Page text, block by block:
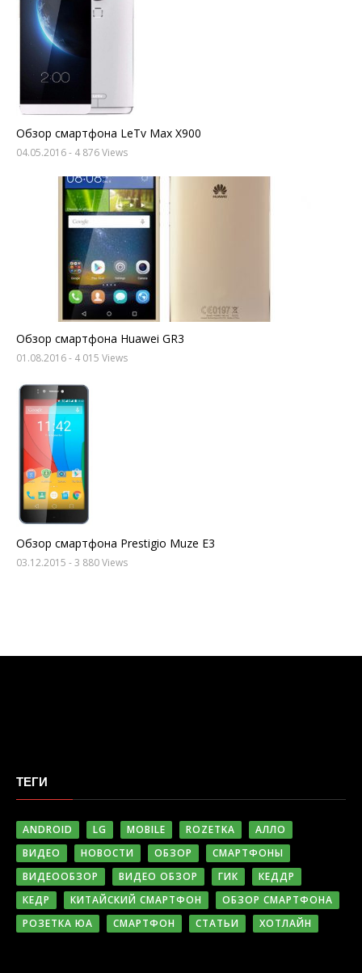
Обзор смартфона LeTv Max X900
04.05.2016- 4 876 Views
Обзор смартфона Huawei GR3
01.08.2016- 4 015 Views
Обзор смартфона Prestigio Muze E3
03.12.2015 - 3 880 Views
ТЕГИ
ANDROID LG MOBILE ROZETKA
АЛЛО
ВИДЕО
НОВОСТИ ОБЗОР
СМАРТФОНЫ
ВИДЕООБЗОР
ВИДЕО ОБЗОР ГИК
КЕДДР
КЕДР
КИТАЙСКИЙ СМАРТФОН
ОБЗОР СМАРТФОНА
РОЗЕТКА ЮА
СМАРТФОН СТАТЬИ ХОТЛАЙН